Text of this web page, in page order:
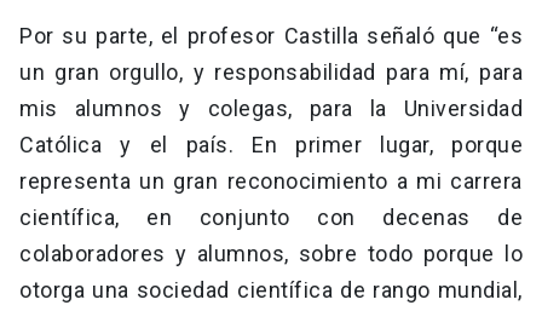
Por su parte, el profesor Castilla señaló que “es
un gran orgullo, y responsabilidad para mí, para
mis alumnos y colegas, para la Universidad
Católica y el país. En primer lugar, porque
representa un gran reconocimiento a mi carrera
científica, en conjunto con decenas de
colaboradores y alumnos, sobre todo porque lo
otorga una sociedad científica de rango mundial,